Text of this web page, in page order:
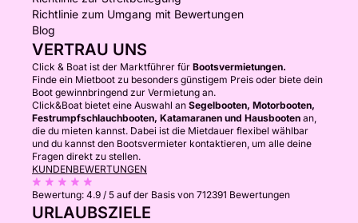
Richtlinie zum Umgang mit Bewertungen
Blog
VERTRAU UNS
Click & Boat ist der Marktführer für Bootsvermietungen.
Finde ein Mietboot zu besonders günstigem Preis oder biete dein
Boot gewinnbringend zur Vermietung an.
Click&Boat bietet eine Auswahl an Segelbooten, Motorbooten,
Festrumpfschlauchbooten, Katamaranen und Hausbooten an,
die du mieten kannst. Dabei ist die Mietdauer flexibel wählbar
und du kannst den Bootsvermieter kontaktieren, um alle deine
Fragen direkt zu stellen.
KUNDENBEWERTUNGEN
Bewertung: 4.9 / 5 auf der Basis von 712391 Bewertungen
URLAUBSZIELE